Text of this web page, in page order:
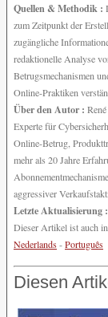
Quellen & Methodik :
zum Zeitpunkt der
zugängliche
redaktionelle Analyse
Betrugsmechanismen
Online-Praktiken
Über den Autor :
Experte für
Online-Betrug,
mehr als 20 Jahre
aggressiver
Letzte Aktualisierung :
Dieser Artikel ist auch
Nederlands-Português
Diesen